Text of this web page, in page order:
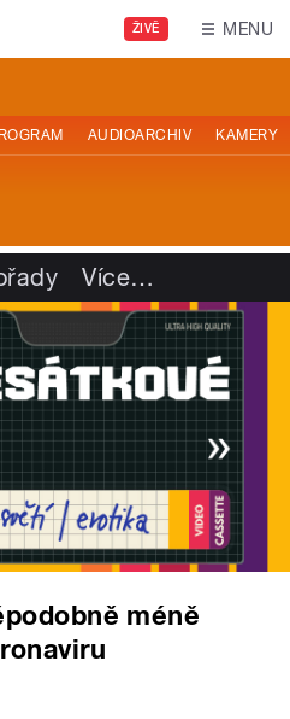
ŽIVĚ MENU
AUDIOARCHIV KAMERY
Více…
méně